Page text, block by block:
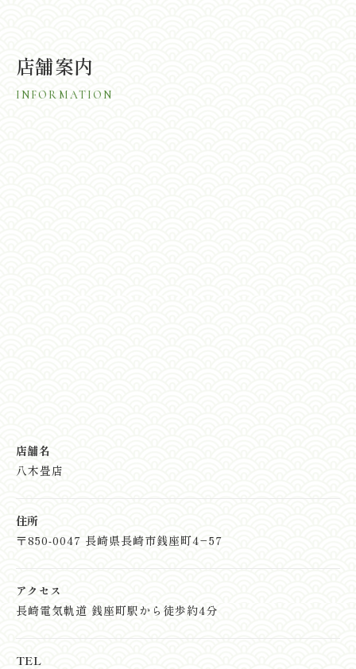
店舗案内
INFORMATION
店舗名
八木畳店
住所
〒850-0047 長崎県長崎市銭座町4−57
アクセス
長崎電気軌道 銭座町駅から徒歩約4分
TEL